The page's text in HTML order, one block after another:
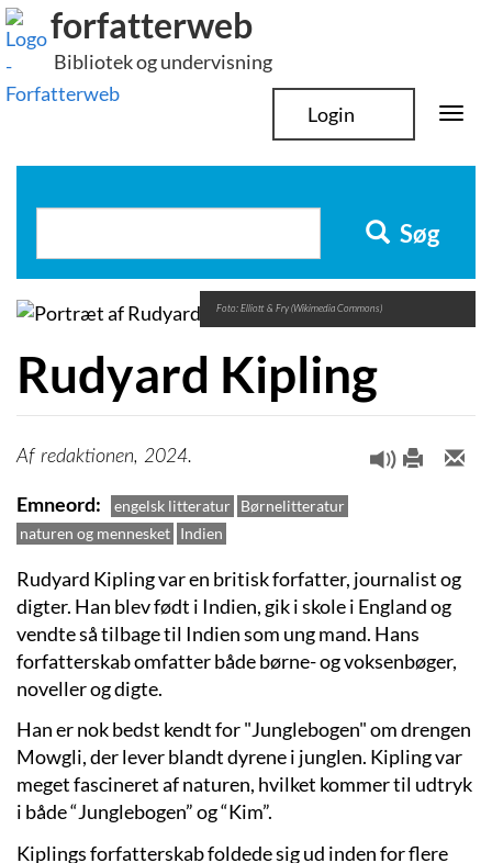
Hop
til
indhold
forfatterweb
Bibliotek og undervisning
Login
Søg
Foto: Elliott & Fry (Wikimedia Commons)
Rudyard Kipling
redaktionen, 2024.
Emneord engelsk litteratur Børnelitteratur
naturen og mennesket Indien
Rudyard Kipling var en britisk forfatter, journalist og
digter. Han blev født i Indien, gik i skole i England og
vendte så tilbage til Indien som ung mand. Hans
forfatterskab omfatter både børne- og voksenbøger,
noveller og digte.
Han er nok bedst kendt for "Junglebogen" om drengen
Mowgli, der lever blandt dyrene i junglen. Kipling var
meget fascineret af naturen, hvilket kommer til udtryk
i både “Junglebogen” og “Kim”.
Kiplings forfatterskab foldede sig ud inden for flere